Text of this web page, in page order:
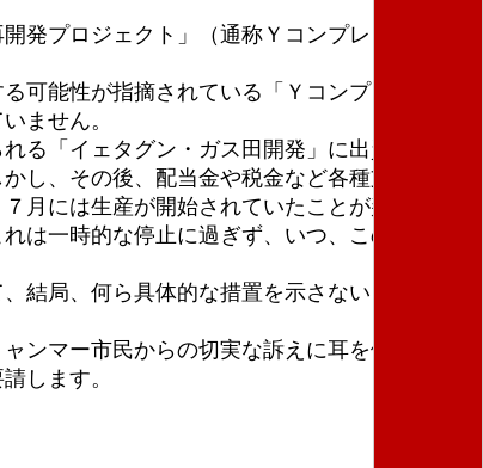
発プロジェクト」（通称Ｙコンプレックス）
可能性が指摘されている「Ｙコンプレックス
ません。
る「イェタグン・ガス田開発」に出資者とし
し、その後、配当金や税金など各種支払いが
月には生産が開始されていたことが判明しま
は一時的な停止に過ぎず、いつ、このまま対
結局、何ら具体的な措置を示さないまま、ビ
ンマー市民からの切実な訴えに耳を傾けると
します。